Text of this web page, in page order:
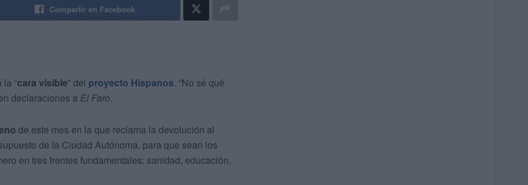
Compartir en Facebook
la “cara visible” del proyecto Hispanos. “No sé qué
declaraciones a El Faro.
de este mes en la que reclama la devolución al
de la Ciudad Autónoma, para que sean los
en tres frentes fundamentales: sanidad, educación,